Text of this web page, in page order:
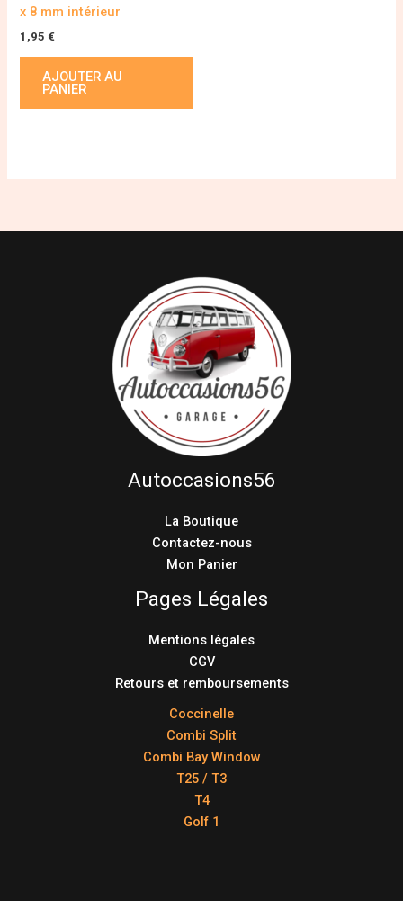
x 8 mm intérieur
1,95 €
AJOUTER AU
PANIER
Autoccasions56
La Boutique
Contactez-nous
Mon Panier
Pages Légales
Mentions légales
CGV
Retours et remboursements
Coccinelle
Combi Split
Combi Bay Window
T25 / T3
T4
Golf 1